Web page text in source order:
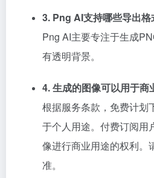
3. Png AI支持哪些导出格
Png AI主要专注于生成
有透明背景。
4. 生成的图像可以用于商
根据服务条款，免费计划
于个人用途。付费订阅用
像进行商业用途的权利。
准。